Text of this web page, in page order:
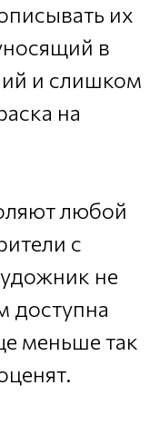
их
в
и слишком
на
любой
с
не
доступна
меньше так